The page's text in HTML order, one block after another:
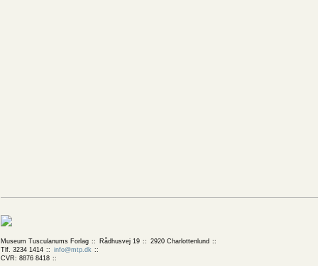
Museum Tusculanums Forlag Rådhusvej 19
2920 Charlottenlund
Tlf. 3234 1414
info@mtp.dk
CVR: 8876 8418